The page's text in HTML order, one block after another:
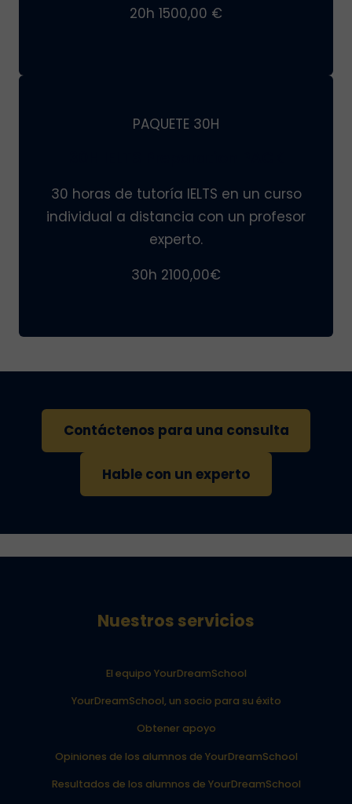
20h 1500,00 €
PAQUETE 30H
30 horas de tutoría IELTS en un curso
individual a distancia con un profesor
experto.
30h 2100,00€
Contáctenos para una consulta
Hable con un experto
Nuestros servicios
El equipo YourDreamSchool
YourDreamSchool, un socio para su éxito
Obtener apoyo
Opiniones de los alumnos de YourDreamSchool
Resultados de los alumnos de YourDreamSchool